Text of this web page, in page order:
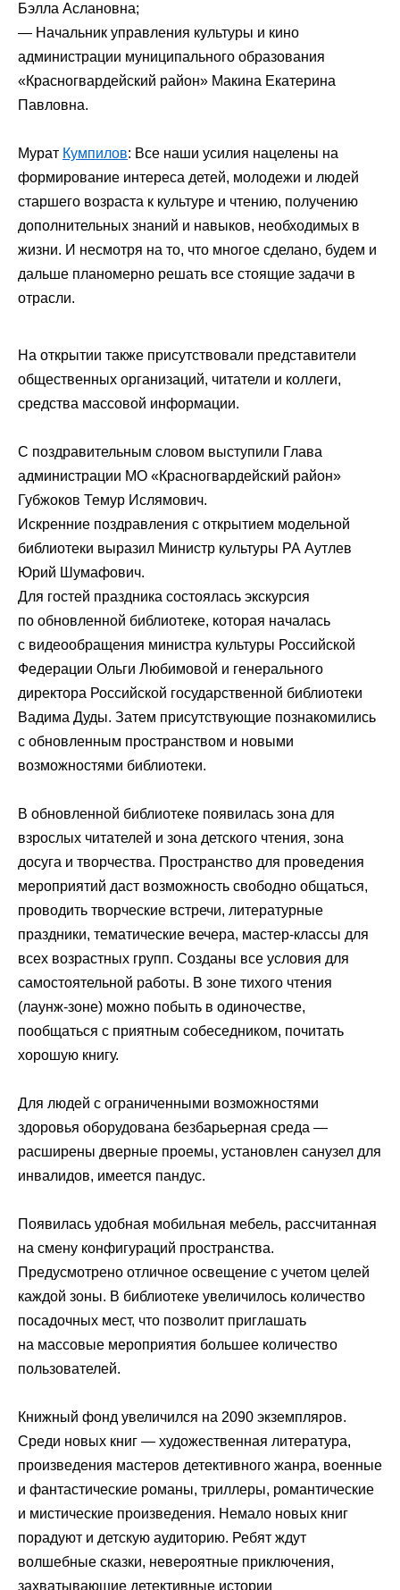
Бэлла Аслановна;
— Начальник управления культуры и кино
администрации муниципального образования
«Красногвардейский район» Макина Екатерина
Павловна.
Мурат Кумпилов: Все наши усилия нацелены на
формирование интереса детей, молодежи и людей
старшего возраста к культуре и чтению, получению
дополнительных знаний и навыков, необходимых в
жизни. И несмотря на то, что многое сделано, будем и
дальше планомерно решать все стоящие задачи в
отрасли.
На открытии также присутствовали представители
общественных организаций, читатели и коллеги,
средства массовой информации.
С поздравительным словом выступили Глава
администрации МО «Красногвардейский район»
Губжоков Темур Ислямович.
Искренние поздравления с открытием модельной
библиотеки выразил Министр культуры РА Аутлев
Юрий Шумафович.
Для гостей праздника состоялась экскурсия
по обновленной библиотеке, которая началась
с видеообращения министра культуры Российской
Федерации Ольги Любимовой и генерального
директора Российской государственной библиотеки
Вадима Дуды. Затем присутствующие познакомились
с обновленным пространством и новыми
возможностями библиотеки.
В обновленной библиотеке появилась зона для
взрослых читателей и зона детского чтения, зона
досуга и творчества. Пространство для проведения
мероприятий даст возможность свободно общаться,
проводить творческие встречи, литературные
праздники, тематические вечера, мастер-классы для
всех возрастных групп. Созданы все условия для
самостоятельной работы. В зоне тихого чтения
(лаунж-зоне) можно побыть в одиночестве,
пообщаться с приятным собеседником, почитать
хорошую книгу.
Для людей с ограниченными возможностями
здоровья оборудована безбарьерная среда —
расширены дверные проемы, установлен санузел для
инвалидов, имеется пандус.
Появилась удобная мобильная мебель, рассчитанная
на смену конфигураций пространства.
Предусмотрено отличное освещение с учетом целей
каждой зоны. В библиотеке увеличилось количество
посадочных мест, что позволит приглашать
на массовые мероприятия большее количество
пользователей.
Книжный фонд увеличился на 2090 экземпляров.
Среди новых книг — художественная литература,
произведения мастеров детективного жанра, военные
и фантастические романы, триллеры, романтические
и мистические произведения. Немало новых книг
порадуют и детскую аудиторию. Ребят ждут
волшебные сказки, невероятные приключения,
захватывающие детективные истории